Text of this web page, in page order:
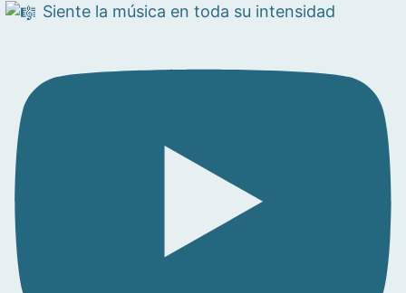
Siente la música en toda su intensidad